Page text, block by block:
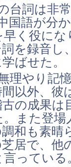
台詞は非
国語が分
く役に
を録音し
ばせた。
理やり記
以外、彼
の成果は
また登場
和も素晴
居で、他
言っている